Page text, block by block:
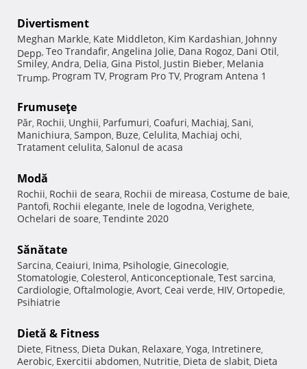
Divertisment
Meghan Markle, Kate Middleton, Kim Kardashian, Johnny
Depp, Teo Trandafir, Angelina Jolie, Dana Rogoz, Dani Otil,
Smiley, Andra, Delia, Gina Pistol, Justin Bieber, Melania
Trump, Program TV, Program Pro TV, Program Antena 1
Frumuseţe
Păr, Rochii, Unghii, Parfumuri, Coafuri, Machiaj, Sani,
Manichiura, Sampon, Buze, Celulita, Machiaj ochi,
Tratament celulita, Salonul de acasa
Modă
Rochii, Rochii de seara, Rochii de mireasa, Costume de baie,
Pantofi, Rochii elegante, Inele de logodna, Verighete,
Ochelari de soare, Tendinte 2020
Sănătate
Sarcina, Ceaiuri, Inima, Psihologie, Ginecologie,
Stomatologie, Colesterol, Anticonceptionale, Test sarcina,
Cardiologie, Oftalmologie, Avort, Ceai verde, HIV, Ortopedie,
Psihiatrie
Dietă & Fitness
Diete, Fitness, Dieta Dukan, Relaxare, Yoga, Intretinere,
Aerobic, Exercitii abdomen, Nutritie, Dieta de slabit, Dieta